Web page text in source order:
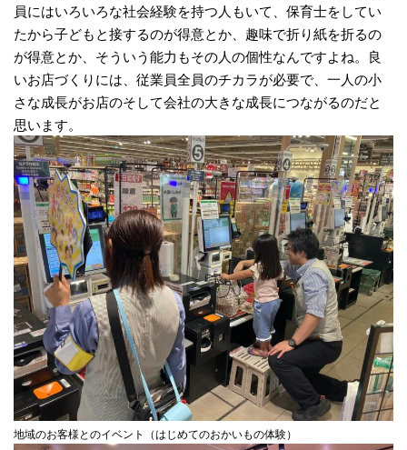
員にはいろいろな社会経験を持つ人もいて、保育士をしてい
たから子どもと接するのが得意とか、趣味で折り紙を折るの
が得意とか、そういう能力もその人の個性なんですよね。良
いお店づくりには、従業員全員のチカラが必要で、一人の小
さな成長がお店のそして会社の大きな成長につながるのだと
思います。
地域のお客様とのイベント（はじめてのおかいもの体験）